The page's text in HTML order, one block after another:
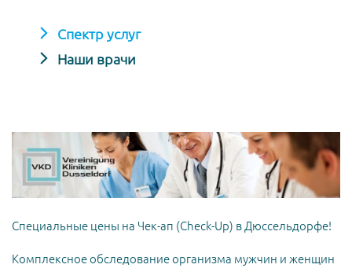
Спектр услуг
Наши врачи
Специальные цены на Чек-ап (Check-Up) в Дюссельдорфе!
Комплексное обследование организма мужчин и женщин